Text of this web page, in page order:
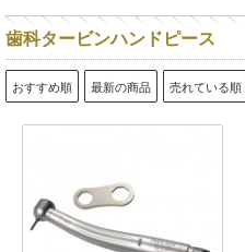
歯科タービンハンドピース
おすすめ順 最新の商品 売れている順